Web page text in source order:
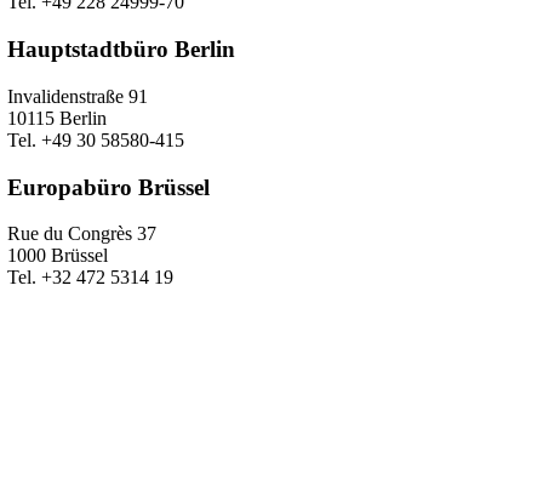
Hauptstadtbüro Berlin
Invalidenstraße 91
10115 Berlin
Tel. +49 30 58580-415
Europabüro Brüssel
Rue du Congrès 37
1000 Brüssel
Tel. +32 472 5314 19